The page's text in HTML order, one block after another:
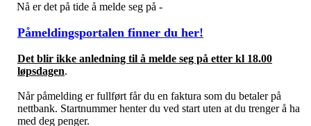
Nå er det på tide å melde seg på -
Påmeldingsportalen finner du her!
Det blir ikke anledning til å melde seg på etter kl 18.00
løpsdagen.
Når påmelding er fullført får du en faktura som du betaler på
nettbank. Startnummer henter du ved start uten at du trenger å ha
med deg penger.